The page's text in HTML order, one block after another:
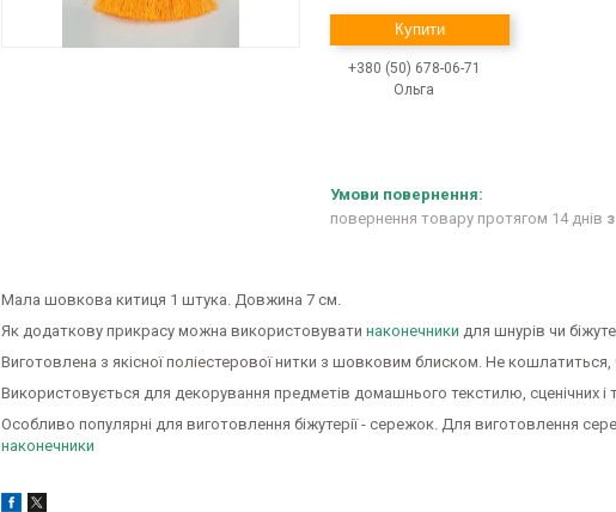
Купити
+380 (50) 678-06-71
Ольга
повернення товару протягом 14 днів
Мала шовкова китиця 1 штука. Довжина 7 см.
Як додаткову прикрасу можна використовувати наконечники для шнурів чи
Виготовлена з якісної поліестерової нитки з шовковим блиском. Не кошлатиться,
Використовується для декорування предметів домашнього текстилю, сценічних і
Особливо популярні для виготовлення біжутерії - сережок. Для виготовлення
наконечники